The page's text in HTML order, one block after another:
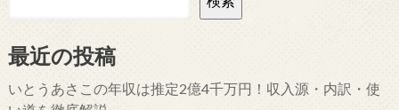
最近の投稿
いとうあさこの年収は推定2億4千万円！収入源・内訳・使